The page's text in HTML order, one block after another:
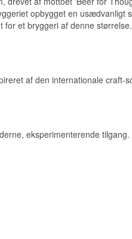
opbygget en usædvanligt
et bryggeri af denne
af den internationale craft-
eksperimenterende tilgang.